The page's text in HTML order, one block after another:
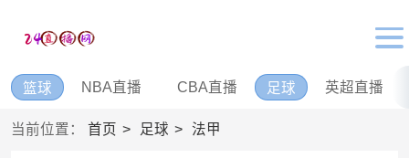
篮球 NBA直播 CBA直播 足球 英超直播
当前位置： 首页 足球 法甲